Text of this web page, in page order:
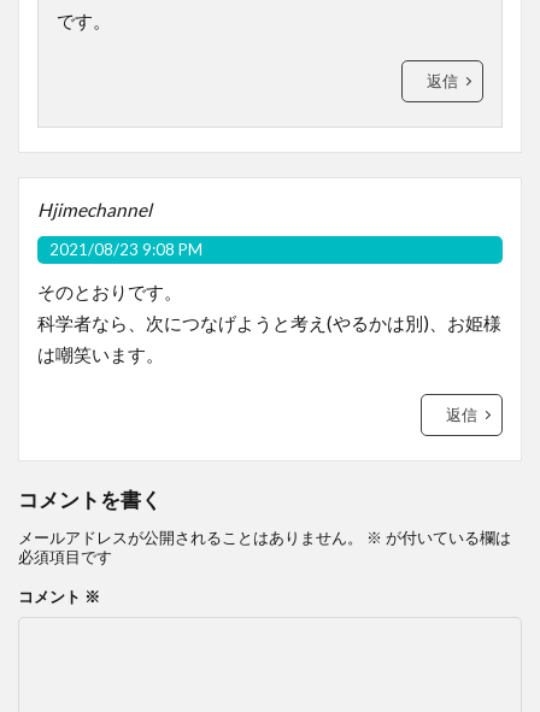
です。
返信
Hjimechannel
2021/08/23 9:08 PM
そのとおりです。
科学者なら、次につなげようと考え(やるかは別)、お姫様
は嘲笑います。
返信
コメントを書く
メールアドレスが公開されることはありません。 ※ が付いている欄は
必須項目です
コメント ※